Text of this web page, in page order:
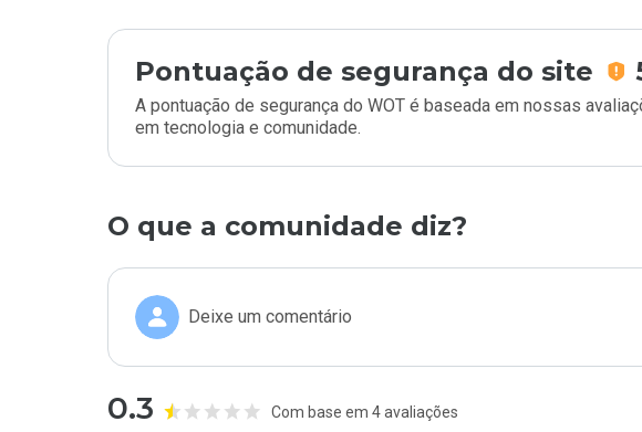
Pontuação de segurança do site
A pontuação de segurança do WOT é baseada em nossas
em tecnologia e comunidade.
O que a comunidade diz?
Deixe um comentário
0.3 Com base em 4 avaliações